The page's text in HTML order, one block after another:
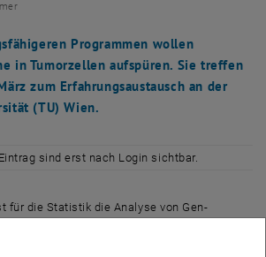
Programmen wollen
in Tumorzellen aufspüren. Sie treffen
zum Erfahrungsaustausch an der
(TU) Wien.
sind erst nach Login sichtbar.
für die Statistik die Analyse von Gen-